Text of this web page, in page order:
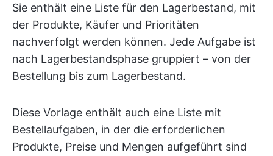
Sie enthält eine Liste für den Lagerbestand, mit
der Produkte, Käufer und Prioritäten
nachverfolgt werden können. Jede Aufgabe ist
nach Lagerbestandsphase gruppiert – von der
Bestellung bis zum Lagerbestand.
Diese Vorlage enthält auch eine Liste mit
Bestellaufgaben, in der die erforderlichen
Produkte, Preise und Mengen aufgeführt sind